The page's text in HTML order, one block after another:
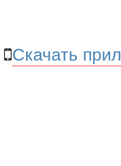
Скачать